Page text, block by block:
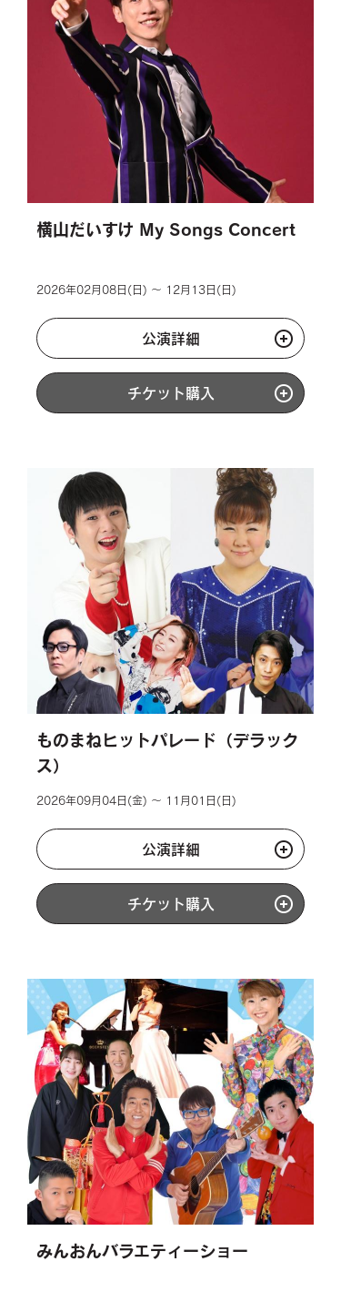
横山だいすけ My Songs Concert
2026年02月08日(日) ～ 12月13日(日)
公演詳細
チケット購入
ものまねヒットパレード（デラック
ス）
2026年09月04日(金) ～ 11月01日(日)
公演詳細
チケット購入
みんおんバラエティーショー